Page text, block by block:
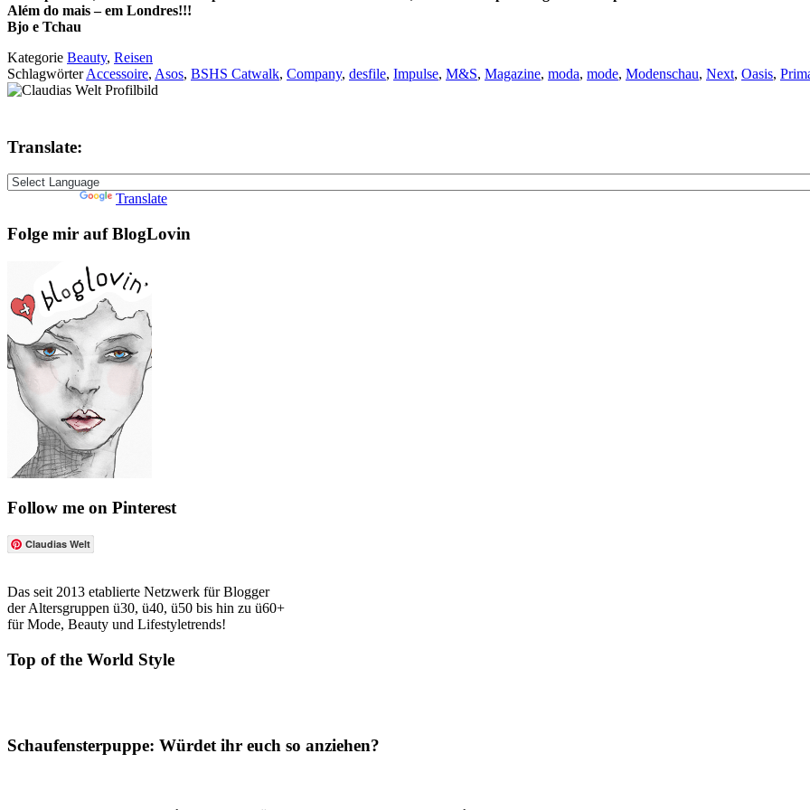
Além do mais – em Londres!!!
Bjo e Tchau
Kategorie Beauty, Reisen
SchlagwörterAccessoire, Asos, BSHS Catwalk, Company, desfile, Impulse, M&S, Magazine, moda, mode, Modenschau, Next, Oasis,
Translate:
Translate
Folge mir auf BlogLovin
Follow me on Pinterest
Claudias Welt
Das seit 2013 etablierte Netzwerk für Blogger
der Altersgruppen ü30, ü40, ü50 bis hin zu ü60+
für Mode, Beauty und Lifestyletrends!
Top of the World Style
Schaufensterpuppe: Würdet ihr euch so anziehen?